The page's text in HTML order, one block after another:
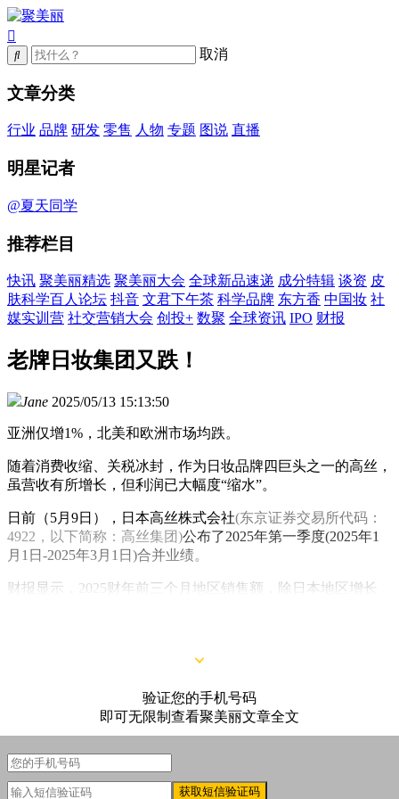
取消
文章分类
行业 品牌 研发 零售 人物 专题 图说 直播
明星记者
@夏天同学
推荐栏目
快讯 聚美丽精选 聚美丽大会 全球新品速递 成分特辑 谈资 皮
肤科学百人论坛 抖音 文君下午茶 科学品牌 东方香 中国妆 社
媒实训营 社交营销大会 创投+ 数聚 全球资讯 IPO 财报
老牌日妆集团又跌！
Jane 2025/05/13 15:13:50
亚洲仅增1%，北美和欧洲市场均跌。
随着消费收缩、关税冰封，作为日妆品牌四巨头之一的高丝，
虽营收有所增长，但利润已大幅度“缩水”。
日前（5月9日），日本高丝株式会社(东京证券交易所代码：
4922，以下简称：高丝集团)公布了2025年第一季度(2025年1
月1日-2025年3月1日)合并业绩。
财报显示，2025财年前三个月地区销售额，除日本地区增长
验证您的手机号码
即可无限制查看聚美丽文章全文
获取短信验证码